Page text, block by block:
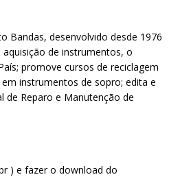
Bandas, desenvolvido desde 1976
de instrumentos, o
promove cursos de reciclagem
instrumentos de sopro; edita e
de Reparo e Manutenção de
) e fazer o download do